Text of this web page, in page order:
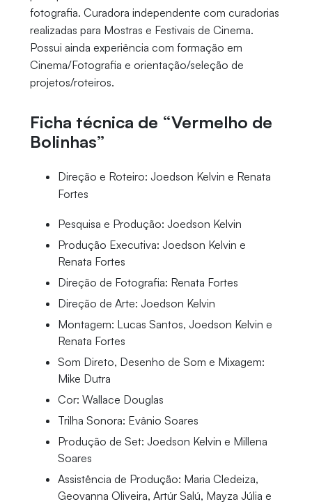
fotografia. Curadora independente com curadorias
realizadas para Mostras e Festivais de Cinema.
Possui ainda experiência com formação em
Cinema/Fotografia e orientação/seleção de
projetos/roteiros.
Ficha técnica de “Vermelho de
Bolinhas”
Direção e Roteiro: Joedson Kelvin e Renata
Fortes
Pesquisa e Produção: Joedson Kelvin
Produção Executiva: Joedson Kelvin e
Renata Fortes
Direção de Fotografia: Renata Fortes
Direção de Arte: Joedson Kelvin
Montagem: Lucas Santos, Joedson Kelvin e
Renata Fortes
Som Direto, Desenho de Som e Mixagem:
Mike Dutra
Cor: Wallace Douglas
Trilha Sonora: Evânio Soares
Produção de Set: Joedson Kelvin e Millena
Soares
Assistência de Produção: Maria Cledeiza,
Geovanna Oliveira, Artúr Salú, Mayza Júlia e